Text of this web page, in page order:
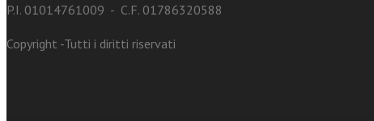
P.I. 01014761009 - C.F. 01786320588
Copyright -Tutti i diritti riservati